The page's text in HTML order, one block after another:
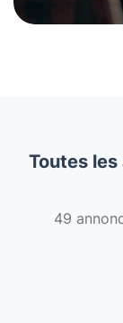
Toutes
49